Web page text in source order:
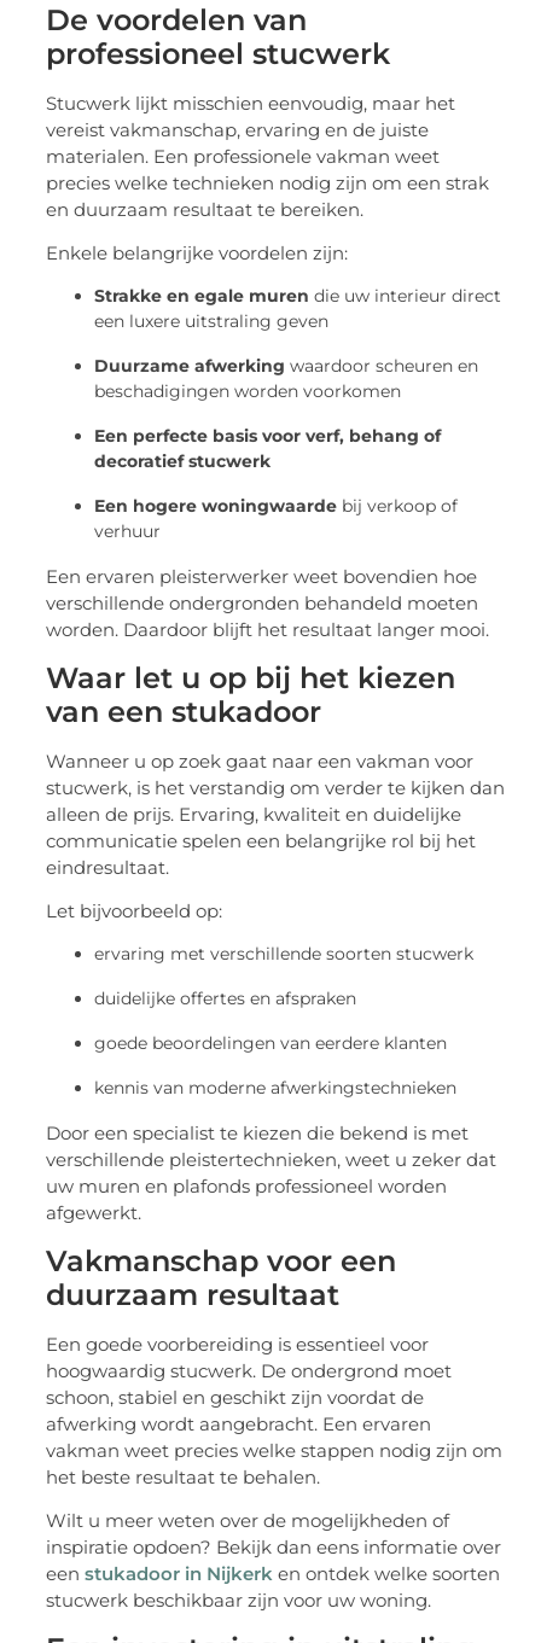
De voordelen van
professioneel stucwerk
Stucwerk lijkt misschien eenvoudig, maar het
vereist vakmanschap, ervaring en de juiste
materialen. Een professionele vakman weet
precies welke technieken nodig zijn om een strak
en duurzaam resultaat te bereiken.
Enkele belangrijke voordelen zijn:
Strakke en egale muren die uw interieur direct
een luxere uitstraling geven
Duurzame afwerking waardoor scheuren en
beschadigingen worden voorkomen
Een perfecte basis voor verf, behang of
decoratief stucwerk
Een hogere woningwaarde bij verkoop of
verhuur
Een ervaren pleisterwerker weet bovendien hoe
verschillende ondergronden behandeld moeten
worden. Daardoor blijft het resultaat langer mooi.
Waar let u op bij het kiezen
van een stukadoor
Wanneer u op zoek gaat naar een vakman voor
stucwerk, is het verstandig om verder te kijken dan
alleen de prijs. Ervaring, kwaliteit en duidelijke
communicatie spelen een belangrijke rol bij het
eindresultaat.
Let bijvoorbeeld op:
ervaring met verschillende soorten stucwerk
duidelijke offertes en afspraken
goede beoordelingen van eerdere klanten
kennis van moderne afwerkingstechnieken
Door een specialist te kiezen die bekend is met
verschillende pleistertechnieken, weet u zeker dat
uw muren en plafonds professioneel worden
afgewerkt.
Vakmanschap voor een
duurzaam resultaat
Een goede voorbereiding is essentieel voor
hoogwaardig stucwerk. De ondergrond moet
schoon, stabiel en geschikt zijn voordat de
afwerking wordt aangebracht. Een ervaren
vakman weet precies welke stappen nodig zijn om
het beste resultaat te behalen.
Wilt u meer weten over de mogelijkheden of
inspiratie opdoen? Bekijk dan eens informatie over
eenstukadoor in Nijkerk en ontdek welke soorten
stucwerk beschikbaar zijn voor uw woning.